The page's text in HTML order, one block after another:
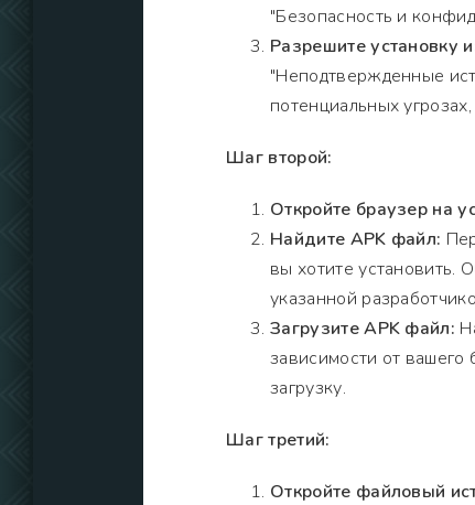
"Безопасность и
Разрешите установку
"Неподтвержденные
потенциальных
Шаг второй:
Откройте браузер на
Найдите APK файл:
вы хотите установить.
указанной
Загрузите APK файл:
зависимости от вашего
загрузку.
Шаг третий:
Откройте файловый